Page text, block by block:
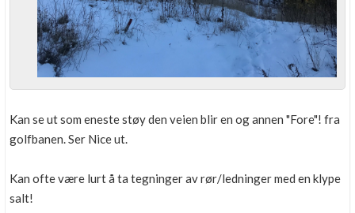
Kan se ut som eneste støy den veien blir en og annen "Fore"! fra
golfbanen. Ser Nice ut.
Kan ofte være lurt å ta tegninger av rør/ledninger med en klype
salt!